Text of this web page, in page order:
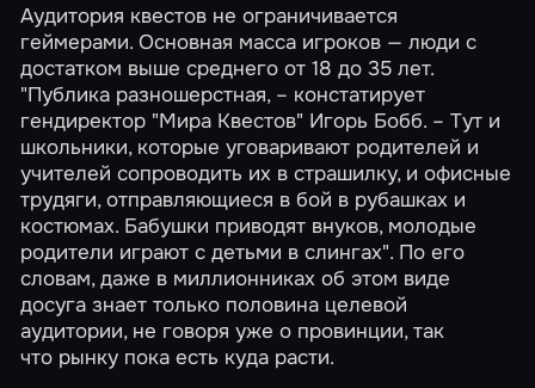
Аудитория квестов не ограничивается
геймерами. Основная масса игроков — люди с
достатком выше среднего от 18 до 35 лет.
"Публика разношерстная, – констатирует
гендиректор "Мира Квестов" Игорь Бобб. – Тут и
школьники, которые уговаривают родителей и
учителей сопроводить их в страшилку, и офисные
трудяги, отправляющиеся в бой в рубашках и
костюмах. Бабушки приводят внуков, молодые
родители играют с детьми в слингах". По его
словам, даже в миллионниках об этом виде
досуга знает только половина целевой
аудитории, не говоря уже о провинции, так
что рынку пока есть куда расти.